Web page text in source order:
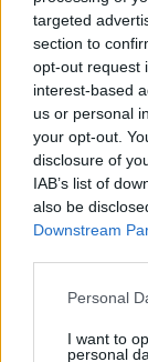
targeted
section to
opt-out request
interest-based
us or personal
your opt-out.
disclosure of
IAB’s list of
also be
Downstream
Please note
not limited to
Personal
I want to
personal